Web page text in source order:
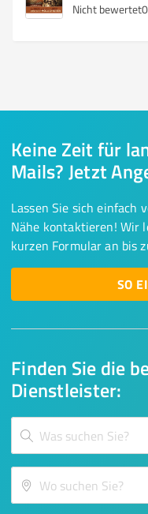
Nicht bewertet0
Finden Sie die
Dienstleister:
Keine Zeit für
Mails? Jetzt
Lassen Sie sich einfach
Nähe kontaktieren! Wir
kurzen Formular an bis
SO